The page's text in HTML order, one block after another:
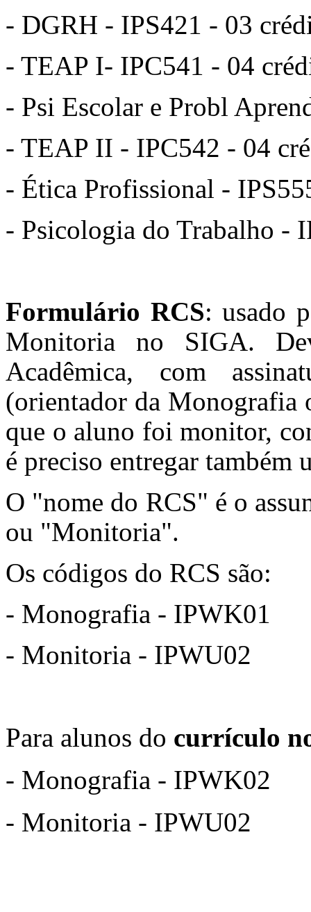
- DGRH - IPS421 - 03
- TEAP I- IPC541 - 04
- Psi Escolar e Probl
- TEAP II - IPC542 - 04
- Ética Profissional -
- Psicologia do Trabalho -
Formulário RCS: usado
Monitoria no SIGA.
Acadêmica, com
(orientador da Monografia
que o aluno foi monitor,
é preciso entregar também
O "nome do RCS" é o
ou "Monitoria".
Os códigos do RCS são:
- Monografia - IPWK01
- Monitoria - IPWU02
Para alunos do currículo
- Monografia - IPWK02
- Monitoria - IPWU02